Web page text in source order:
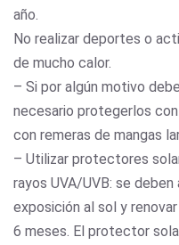
año.
No realizar deportes o
de mucho calor.
– Si por algún motivo
necesario protegerlos
con remeras de mangas
– Utilizar protectores
rayos UVA/UVB: se
exposición al sol y
6 meses. El protector